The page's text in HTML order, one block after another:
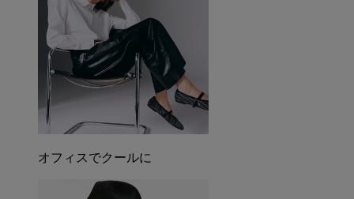
オフィスでクールに